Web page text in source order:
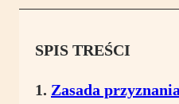
SPIS TREŚCI
Zasada